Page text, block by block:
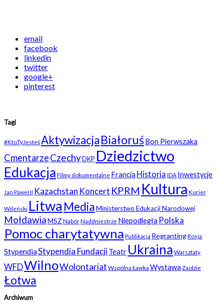
email
facebook
linkedin
twitter
google+
pinterest
Tagi
#KtoTyJesteśAktywizacjaBiałoruśBon Pierwszaka
CmentarzeCzechy DKP Dziedzictwo
Edukacja Filmy dokumentalne Francja Historia IDA Inwestycje
Jan Paweł II Kazachstan Koncert KPRM Kultura Kurier
Wileński Litwa MediaMinisterstwo Edukacji Narodowej
MołdawiaMSZ NabórNaddniestrze Niepodległa Polska
Pomoc charytatywna Publikacja RegrantingRosja
StypendiaStypendia FundacjiTeatr Ukraina Warsztaty
WFDWilnoWolontariat Wspólna Ławka Wystawa Zaolzie
Łotwa
Archiwum